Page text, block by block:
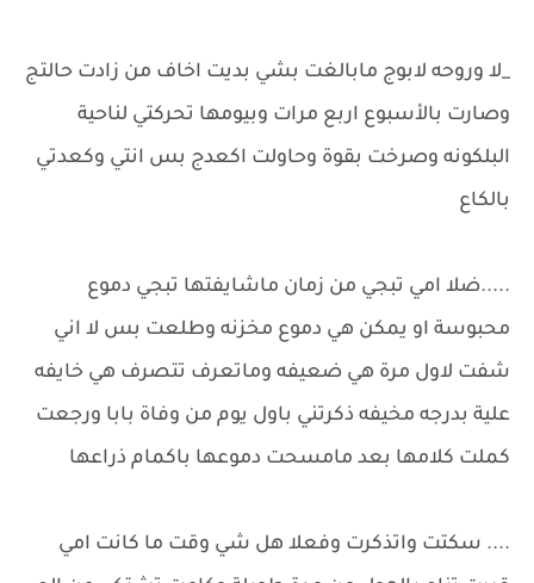
_لا وروحه لابوج مابالغت بشي بديت اخاف من زادت حالتج
وصارت بالأسبوع اربع مرات وبيومها تحركتي لناحية
البلكونه وصرخت بقوة وحاولت اكعدج بس انتي وكعدتي
بالكاع
.....ضلا امي تبجي من زمان ماشايفتها تبجي دموع
محبوسة او يمكن هي دموع مخزنه وطلعت بس لا اني
شفت لاول مرة هي ضعيفه وماتعرف تتصرف هي خايفه
علية بدرجه مخيفه ذكرتني باول يوم من وفاة بابا ورجعت
كملت كلامها بعد مامسحت دموعها باكمام ذراعها
.... سكتت واتذكرت وفعلا هل شي وقت ما كانت امي